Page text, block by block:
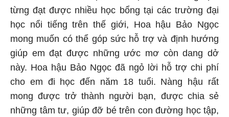
từng đạt được nhiều học bổng tại các trường đại
học nổi tiếng trên thế giới, Hoa hậu Bảo Ngọc
mong muốn có thể góp sức hỗ trợ và định hướng
giúp em đạt được những ước mơ còn dang dở
này. Hoa hậu Bảo Ngọc đã ngỏ lời hỗ trợ chi phí
cho em đi học đến năm 18 tuổi. Nàng hậu rất
mong được trở thành người bạn, được chia sẻ
những tâm tư, giúp đỡ bé trên con đường học tập,